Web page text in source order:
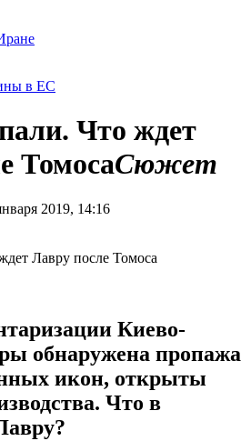
в ЕС
Что ждет
ТомосаСюжет
2019, 14:16
Киево-
обнаружена пропажа
икон, открыты
Что в